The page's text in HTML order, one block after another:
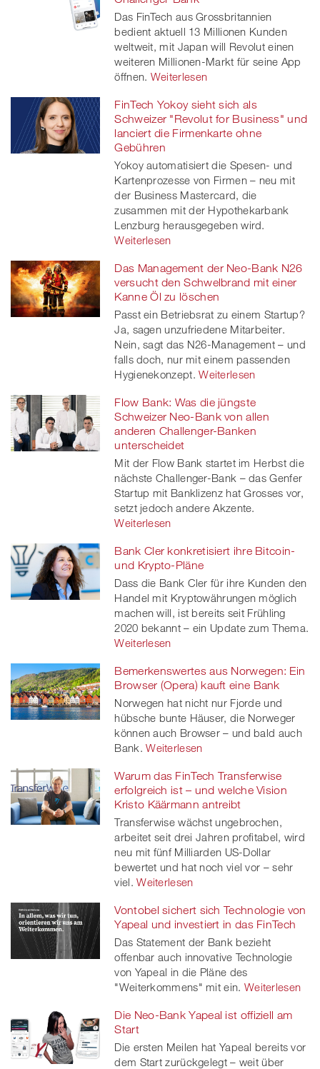
Das FinTech aus Grossbritannien
bedient aktuell 13 Millionen Kunden
weltweit, mit Japan will Revolut einen
weiteren Millionen-Markt für seine App
öffnen. Weiterlesen
FinTech Yokoy sieht sich als
Schweizer "Revolut for Business" und
lanciert die Firmenkarte ohne
Gebühren
Yokoy automatisiert die Spesen- und
Kartenprozesse von Firmen – neu mit
der Business Mastercard, die
zusammen mit der Hypothekarbank
Lenzburg herausgegeben wird.
Weiterlesen
Das Management der Neo-Bank N26
versucht den Schwelbrand mit einer
Kanne Öl zu löschen
Passt ein Betriebsrat zu einem Startup?
Ja, sagen unzufriedene Mitarbeiter.
Nein, sagt das N26-Management – und
falls doch, nur mit einem passenden
Hygienekonzept. Weiterlesen
Flow Bank: Was die jüngste
Schweizer Neo-Bank von allen
anderen Challenger-Banken
unterscheidet
Mit der Flow Bank startet im Herbst die
nächste Challenger-Bank – das Genfer
Startup mit Banklizenz hat Grosses vor,
setzt jedoch andere Akzente.
Weiterlesen
Bank Cler konkretisiert ihre Bitcoin-
und Krypto-Pläne
Dass die Bank Cler für ihre Kunden den
Handel mit Kryptowährungen möglich
machen will, ist bereits seit Frühling
2020 bekannt – ein Update zum Thema.
Weiterlesen
Bemerkenswertes aus Norwegen: Ein
Browser (Opera) kauft eine Bank
Norwegen hat nicht nur Fjorde und
hübsche bunte Häuser, die Norweger
können auch Browser – und bald auch
Bank. Weiterlesen
Warum das FinTech Transferwise
erfolgreich ist – und welche Vision
Kristo Käärmann antreibt
Transferwise wächst ungebrochen,
arbeitet seit drei Jahren profitabel, wird
neu mit fünf Milliarden US-Dollar
bewertet und hat noch viel vor – sehr
viel. Weiterlesen
Vontobel sichert sich Technologie von
Yapeal und investiert in das FinTech
Das Statement der Bank bezieht
offenbar auch innovative Technologie
von Yapeal in die Pläne des
"Weiterkommens" mit ein. Weiterlesen
Die Neo-Bank Yapeal ist offiziell am
Start
Die ersten Meilen hat Yapeal bereits vor
dem Start zurückgelegt – weit über